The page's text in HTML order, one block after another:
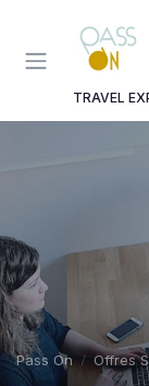
TRAVEL
Pass On Offres